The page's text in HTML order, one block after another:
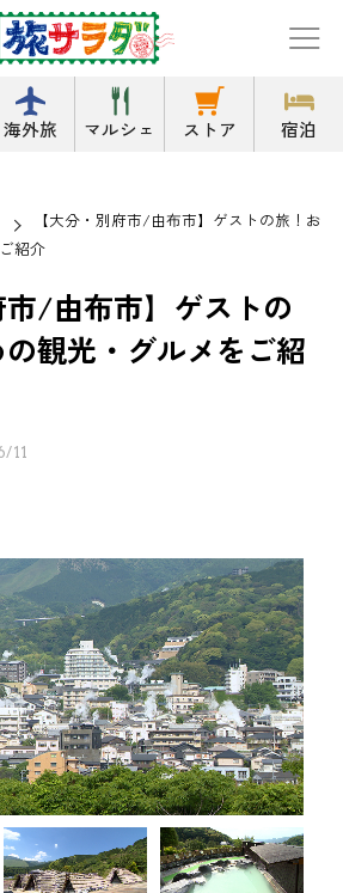
海外旅 マルシェ ストア 宿泊
【大分・別府市/由布市】ゲストの旅！お
紹介
市/由布市】ゲストの
観光・グルメをご紹
11